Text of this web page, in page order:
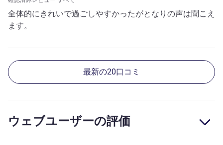
全体的にきれいで過ごしやすかったがとなりの声は聞こえ
ます。
最新の20口コミ
ウェブユーザーの評価